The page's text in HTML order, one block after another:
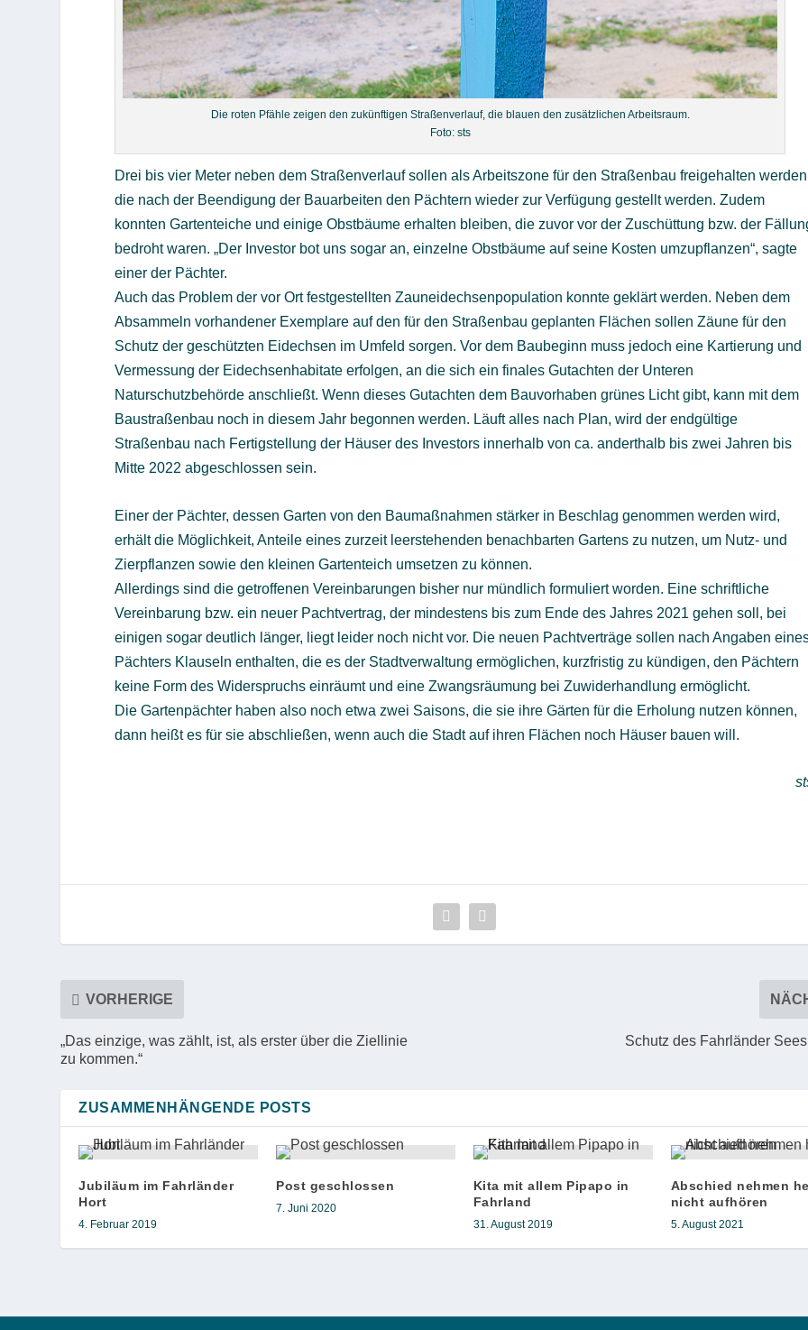
Die roten Pfähle zeigen den zukünftigen Straßenverlauf, die blauen den zusätzlichen Arbeitsraum.
Foto: sts
Drei bis vier Meter neben dem Straßenverlauf sollen als Arbeitszone für den Straßenbau freigehalten
die nach der Beendigung der Bauarbeiten den Pächtern wieder zur Verfügung gestellt werden. Zudem
konnten Gartenteiche und einige Obstbäume erhalten bleiben, die zuvor vor der Zuschüttung bzw. der
bedroht waren. „Der Investor bot uns sogar an, einzelne Obstbäume auf seine Kosten umzupflanzen“, sagte
einer der Pächter.
Auch das Problem der vor Ort festgestellten Zauneidechsenpopulation konnte geklärt werden. Neben dem
Absammeln vorhandener Exemplare auf den für den Straßenbau geplanten Flächen sollen Zäune für den
Schutz der geschützten Eidechsen im Umfeld sorgen. Vor dem Baubeginn muss jedoch eine Kartierung und
Vermessung der Eidechsenhabitate erfolgen, an die sich ein finales Gutachten der Unteren
Naturschutzbehörde anschließt. Wenn dieses Gutachten dem Bauvorhaben grünes Licht gibt, kann mit dem
Baustraßenbau noch in diesem Jahr begonnen werden. Läuft alles nach Plan, wird der endgültige
Straßenbau nach Fertigstellung der Häuser des Investors innerhalb von ca. anderthalb bis zwei Jahren bis
Mitte 2022 abgeschlossen sein.
Einer der Pächter, dessen Garten von den Baumaßnahmen stärker in Beschlag genommen werden wird,
erhält die Möglichkeit, Anteile eines zurzeit leerstehenden benachbarten Gartens zu nutzen, um Nutz- und
Zierpflanzen sowie den kleinen Gartenteich umsetzen zu können.
Allerdings sind die getroffenen Vereinbarungen bisher nur mündlich formuliert worden. Eine schriftliche
Vereinbarung bzw. ein neuer Pachtvertrag, der mindestens bis zum Ende des Jahres 2021 gehen soll, bei
einigen sogar deutlich länger, liegt leider noch nicht vor. Die neuen Pachtverträge sollen nach Angaben
Pächters Klauseln enthalten, die es der Stadtverwaltung ermöglichen, kurzfristig zu kündigen, den Pächtern
keine Form des Widerspruchs einräumt und eine Zwangsräumung bei Zuwiderhandlung ermöglicht.
Die Gartenpächter haben also noch etwa zwei Saisons, die sie ihre Gärten für die Erholung nutzen können,
dann heißt es für sie abschließen, wenn auch die Stadt auf ihren Flächen noch Häuser bauen will.
VORHERIGE
„Das einzige, was zählt, ist, als erster über die Ziellinie
zu kommen.“
Schutz des Fahrländer
ZUSAMMENHÄNGENDE POSTS
Jubiläum im Fahrländer
Hort
4. Februar 2019
Post geschlossen
7. Juni 2020
Kita mit allem Pipapo in
Fahrland
31. August 2019
Abschied nehmen
nicht aufhören
5. August 2021